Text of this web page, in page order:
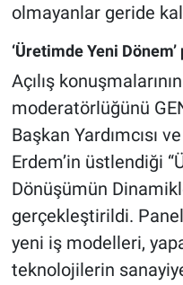
olmayanlar geride
‘Üretimde Yeni
Açılış
moderatörlüğünü
Başkan Yardımcısı
Erdem’in üstlendiği
Dönüşümün
gerçekleştirildi.
yeni iş modelleri,
teknolojilerin